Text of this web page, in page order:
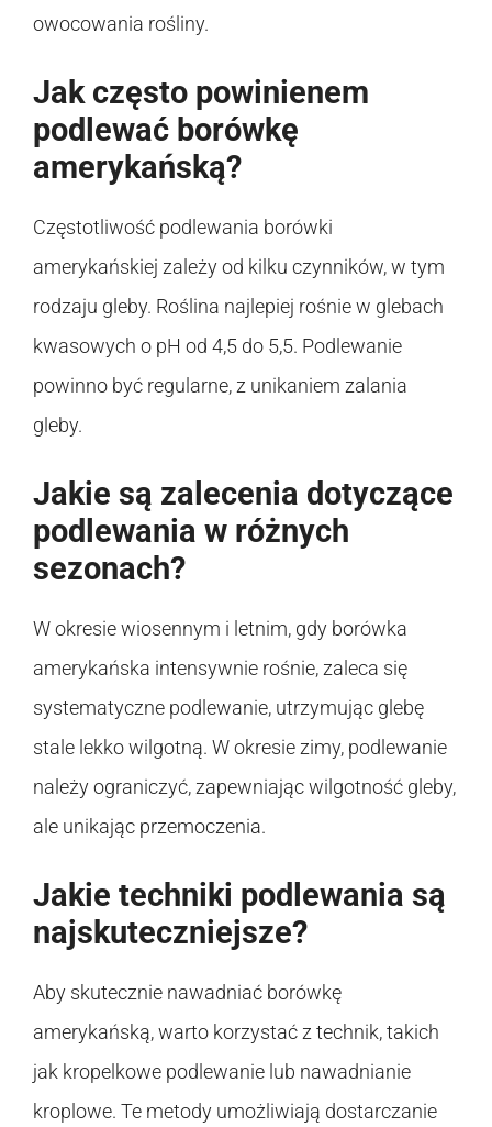
owocowania rośliny.
Jak często powinienem
podlewać borówkę
amerykańską?
Częstotliwość podlewania borówki
amerykańskiej zależy od kilku czynników, w tym
rodzaju gleby. Roślina najlepiej rośnie w glebach
kwasowych o pH od 4,5 do 5,5. Podlewanie
powinno być regularne, z unikaniem zalania
gleby.
Jakie są zalecenia dotyczące
podlewania w różnych
sezonach?
W okresie wiosennym i letnim, gdy borówka
amerykańska intensywnie rośnie, zaleca się
systematyczne podlewanie, utrzymując glebę
stale lekko wilgotną. W okresie zimy, podlewanie
należy ograniczyć, zapewniając wilgotność gleby,
ale unikając przemoczenia.
Jakie techniki podlewania są
najskuteczniejsze?
Aby skutecznie nawadniać borówkę
amerykańską, warto korzystać z technik, takich
jak kropelkowe podlewanie lub nawadnianie
kroplowe. Te metody umożliwiają dostarczanie